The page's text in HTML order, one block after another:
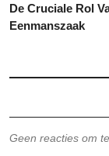
De Cruciale Rol
Eenmanszaak
Geen reacties om